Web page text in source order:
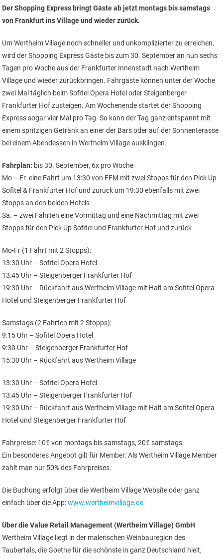
Der Shopping Express bringt Gäste ab jetzt montags bis samstags
von Frankfurt ins Village und wieder zurück.
Um Wertheim Village noch schneller und unkomplizierter zu erreichen,
wird der Shopping Express Gäste bis zum 30. September an nun sechs
Tagen pro Woche aus der Frankfurter Innenstadt nach Wertheim
Village und wieder zurückbringen. Fahrgäste können unter der Woche
zwei Mal täglich beim Sofitel Opera Hotel oder Steigenberger
Frankfurter Hof zusteigen. Am Wochenende startet der Shopping
Express sogar vier Mal pro Tag. So kann der Tag ganz entspannt mit
einem spritzigen Getränk an einer der Bars oder auf der Sonnenterasse
bei einem Abendessen in Wertheim Village ausklingen.
Fahrplan: bis 30. September, 6x pro Woche
Mo – Fr. eine Fahrt um 13:30 von FFM mit zwei Stopps für den Pick Up
Sofitel & Frankfurter Hof und zurück um 19:30 ebenfalls mit zwei
Stopps an den beiden Hotels
Sa. – zwei Fahrten eine Vormittag und eine Nachmittag mit zwei
Stopps für den Pick Up Sofitel und Frankfurter Hof und zurück
Mo-Fr (1 Fahrt mit 2 Stopps):
13:30 Uhr – Sofitel Opera Hotel
13:45 Uhr – Steigenberger Frankfurter Hof
19:30 Uhr – Rückfahrt aus Wertheim Village mit Halt am Sofitel Opera
Hotel und Steigenberger Frankfurter Hof
Samstags (2 Fahrten mit 2 Stopps):
9:15 Uhr – Sofitel Opera Hotel
9:30 Uhr – Steigenberger Frankfurter Hof
15:30 Uhr – Rückfahrt aus Wertheim Village
13:30 Uhr – Sofitel Opera Hotel
13:45 Uhr – Steigenberger Frankfurter Hof
19:30 Uhr – Rückfahrt aus Wertheim Village mit Halt am Sofitel Opera
Hotel und Steigenberger Frankfurter Hof
Fahrpreise: 10€ von montags bis samstags, 20€ samstags.
Ein besonderes Angebot gilt für Member: Als Wertheim Village Member
zahlt man nur 50% des Fahrpreises.
Die Buchung erfolgt über die Wertheim Village Website oder ganz
einfach über die App:www.wertheimvillage.de
Über die Value Retail Management (Wertheim Village) GmbH
Wertheim Village liegt in der malerischen Weinbauregion des
Taubertals, die Goethe für die schönste in ganz Deutschland hielt,